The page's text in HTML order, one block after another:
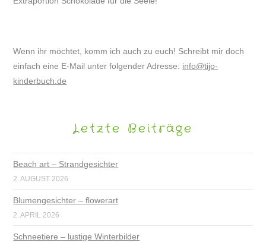
Wenn ihr möchtet, komm ich auch zu euch! Schreibt mir doch
einfach eine E-Mail unter folgender Adresse: info@tijo-
kinderbuch.de
Letzte Beiträge
Beach art – Strandgesichter
2. AUGUST 2026
Blumengesichter – flowerart
2. APRIL 2026
Schneetiere – lustige Winterbilder